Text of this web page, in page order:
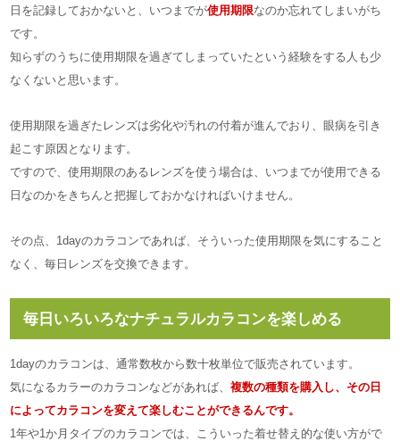
日を記録しておかないと、いつまでが使用期限なのか忘れてしまいがち
です。
知らずのうちに使用期限を過ぎてしまっていたという経験をする人も少
なくないと思います。
使用期限を過ぎたレンズは劣化や汚れの付着が進んでおり、眼病を引き
起こす原因となります。
ですので、使用期限のあるレンズを使う場合は、いつまでが使用できる
日なのかをきちんと把握しておかなければいけません。
その点、1dayのカラコンであれば、そういった使用期限を気にすること
なく、毎日レンズを交換できます。
毎日いろいろなナチュラルカラコンを楽しめる
1dayのカラコンは、通常数枚から数十枚単位で販売されています。
気になるカラーのカラコンなどがあれば、複数の種類を購入し、その日
によってカラコンを変えて楽しむことができるんです。
1年や1か月タイプのカラコンでは、こういった着せ替え的な使い方がで